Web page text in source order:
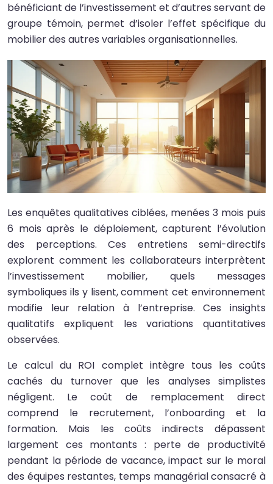
bénéficiant de l’investissement et d’autres servant de
groupe témoin, permet d’isoler l’effet spécifique du
mobilier des autres variables organisationnelles.
Les enquêtes qualitatives ciblées, menées 3 mois puis
6 mois après le déploiement, capturent l’évolution
des perceptions. Ces entretiens semi-directifs
explorent comment les collaborateurs interprètent
l’investissement mobilier, quels messages
symboliques ils y lisent, comment cet environnement
modifie leur relation à l’entreprise. Ces insights
qualitatifs expliquent les variations quantitatives
observées.
Le calcul du ROI complet intègre tous les coûts
cachés du turnover que les analyses simplistes
négligent. Le coût de remplacement direct
comprend le recrutement, l’onboarding et la
formation. Mais les coûts indirects dépassent
largement ces montants : perte de productivité
pendant la période de vacance, impact sur le moral
des équipes restantes, temps managérial consacré à